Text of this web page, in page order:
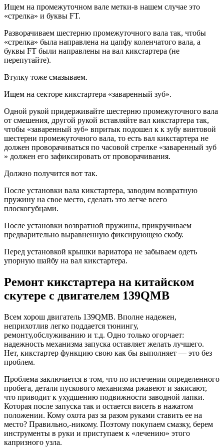
Ищем на промежуточном вале метки-в нашем случае это
«стрелка» и буквы FT.
Разворачиваем шестерню промежуточного вала так, чтобы
«стрелка» была направлена на цапфу коленчатого вала, а
буквы FT были направлены на вал кикстартера (не
перепутайте).
Втулку тоже смазываем.
Ищем на секторе кикстартера «заваренный зуб».
Одной рукой придерживайте шестерню промежуточного вала
от смешения, другой рукой вставляйте вал кикстартера так,
чтобы «заваренный зуб» впритык подошел к к зубу винтовой
шестерни промежуточного вала, то есть вал кикстартера не
должен проворачиваться по часовой стрелке «заваренный зуб
» должен его зафиксировать от проворачивания.
Должно получится вот так.
После установки вала кикстартера, заводим возвратную
пружину на свое место, сделать это легче всего
плоскогубцами.
После установки возвратной пружины, прикручиваем
предварительно выравненную фиксирующею скобу.
Перед установкой крышки вариатора не забываем одеть
упорную шайбу на вал кикстартера.
Ремонт кикстартера на китайском
скутере с двигателем 139QMB
Всем хорош двигатель 139QMB. Вполне надежен,
неприхотлив легко поддается тюнингу,
ремонту,обслуживанию и т.д. Одно только огорчает:
надежность механизма запуска оставляет желать лучшего.
Нет, кикстартер функцию свою как бы выполняет — это без
проблем.
Проблема заключается в том, что по истечении определенного
пробега, детали пускового механизма ржавеют и закисают,
что приводит к ухудшению подвижности заводной лапки.
Которая после запуска так и остается висеть в нажатом
положении. Кому охота раз за разом руками ставить ее на
место? Правильно,-никому. Поэтому покупаем смазку, берем
инструменты в руки и приступаем к «лечению» этого
капризного узла.